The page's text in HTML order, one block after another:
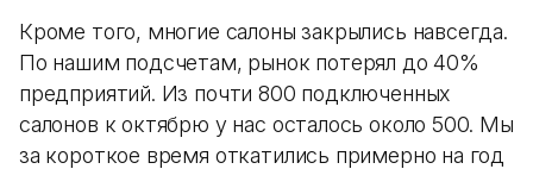
Кроме того, многие салоны закрылись навсегда.
По нашим подсчетам, рынок потерял до 40%
предприятий. Из почти 800 подключенных
салонов к октябрю у нас осталось около 500. Мы
за короткое время откатились примерно на год